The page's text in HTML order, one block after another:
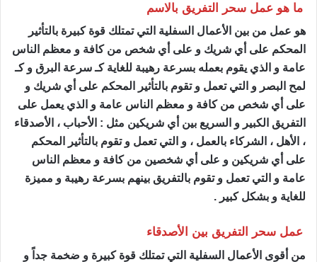
ما هو عمل سحر التفريق بالاسم
هو عمل من بين الأعمال السفلية التي تمتلك قوة كبيرة بالتأثير
المحكم على أي شريك و على أي شخص من كافة و معظم الناس
عامة و الذي يقوم بعمله بسرعة رهيبة للغاية كـ سرعة البرق و كـ
لمح البصر و التي تعمل و تقوم بالتأثير المحكم على أي شريك و
على أي شخص من كافة و معظم الناس عامة و الذي يعمل على
التفريق الكبير و السريع بين أي شريكين مثل : الأحباب ، الأصدقاء
، الأهل ، الشركاء بالعمل ، و التي تعمل و تقوم بالتأثير المحكم
على أي شريكين و على أي شخصين من كافة و معظم الناس
عامة و التي تعمل و تقوم بالتفريق بينهم بسرعة رهيبة و مميزة
للغاية و بشكل كبير .
عمل سحر التفريق بين الأصدقاء
من أقوى الأعمال السفلية التي تمتلك قوة كبيرة و ضخمة جداً و